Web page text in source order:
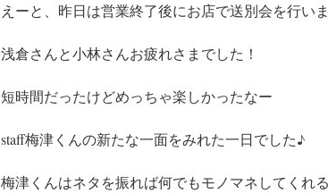
えーと、昨日は営業終了後にお店で送別会を行い
浅倉さんと小林さんお疲れさまでした！
短時間だったけどめっちゃ楽しかったなー
staff梅津くんの新たな一面をみれた一日でした♪
梅津くんはネタを振れば何でもモノマネしてくれ